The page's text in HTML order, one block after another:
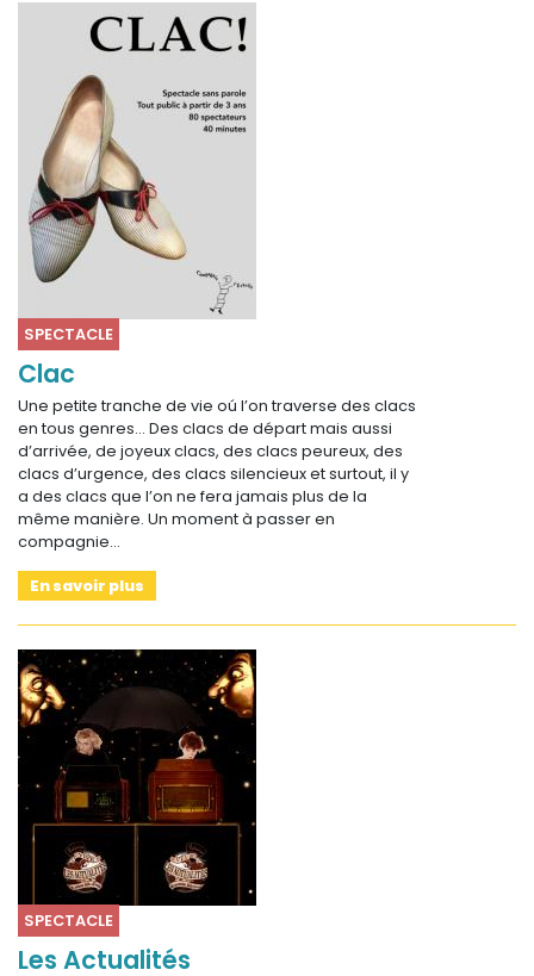
Sur le terrain
Sur l’étagère
(Documents, études, publications)
SPECTACLE
Clac
Une petite tranche de vie oú l’on traverse des clacs
en tous genres… Des clacs de départ mais aussi
d’arrivée, de joyeux clacs, des clacs peureux, des
clacs d’urgence, des clacs silencieux et surtout, il y
a des clacs que l’on ne fera jamais plus de la
même manière. Un moment à passer en
compagnie…
En savoir plus
SPECTACLE
Les Actualités